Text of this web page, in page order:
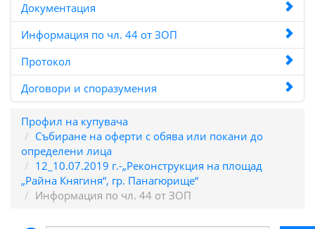
Документация
Информация по чл. 44 от ЗОП
Протокол
Договори и споразумения
Профил на купувача
Събиране на оферти с обява или покани до
определени лица
12_10.07.2019 г.-„Реконструкция на площад
„Райна Княгиня“, гр. Панагюрище“
Информация по чл. 44 от ЗОП